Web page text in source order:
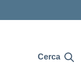
Cerca